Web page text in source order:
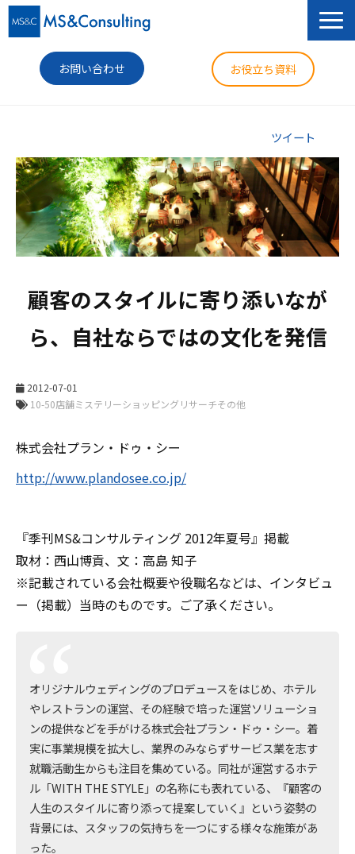
お問い合わせ お役立ち資料
セミナー
導入事例
コラム
企業情報
ツイート
顧客のスタイルに寄り添いなが
ら、自社ならではの文化を発信
2012-07-01
株式会社プラン・ドゥ・シー
http://www.plandosee.co.jp/
『季刊MS&コンサルティング 2012年夏号』掲載
取材：西山博貢、文：高島 知子
※記載されている会社概要や役職名などは、インタビュ
ー（掲載）当時のものです。ご了承ください。
オリジナルウェディングのプロデュースをはじめ、ホテル
やレストランの運営、その経験で培った運営ソリューショ
ンの提供などを手がける株式会社プラン・ドゥ・シー。着
実に事業規模を拡大し、業界のみならずサービス業を志す
就職活動生からも注目を集めている。同社が運営するホテ
ル「WITH THE STYLE」の名称にも表れている、『顧客の
人生のスタイルに寄り添って提案していく』という姿勢の
背景には、スタッフの気持ちを一つにする様々な施策があ
った。